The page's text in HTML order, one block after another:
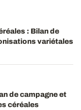
: Bilan de
variétales
de campagne et
céréales